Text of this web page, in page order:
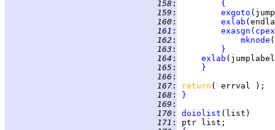
158 :
{
159 :
exgoto
160 :
exlab
161 : exasgn (
162 : mknode
163 :
}
164 :
exlab
165 :
}
166 :
167 : return
168 :
}
169 :
170 : doiolist
171 :